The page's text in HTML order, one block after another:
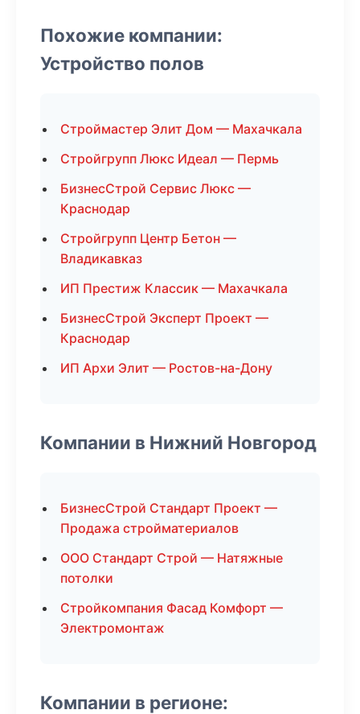
Похожие компании:
Устройство полов
Строймастер Элит Дом — Махачкала
Стройгрупп Люкс Идеал — Пермь
БизнесСтрой Сервис Люкс —
Краснодар
Стройгрупп Центр Бетон —
Владикавказ
ИП Престиж Классик — Махачкала
БизнесСтрой Эксперт Проект —
Краснодар
ИП Архи Элит — Ростов-на-Дону
Компании в Нижний Новгород
БизнесСтрой Стандарт Проект —
Продажа стройматериалов
ООО Стандарт Строй — Натяжные
потолки
Стройкомпания Фасад Комфорт —
Электромонтаж
Компании в регионе: